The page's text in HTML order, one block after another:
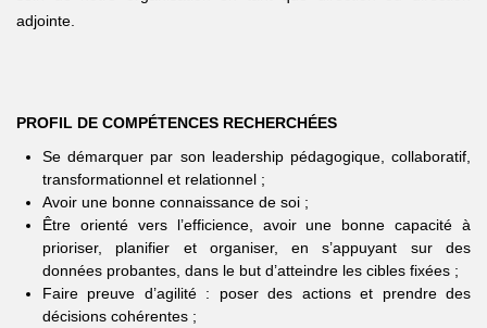
adjointe.
PROFIL DE COMPÉTENCES RECHERCHÉES
Se démarquer par son leadership pédagogique, collaboratif,
transformationnel et relationnel ;
Avoir une bonne connaissance de soi ;
Être orienté vers l’efficience, avoir une bonne capacité à
prioriser, planifier et organiser, en s’appuyant sur des
données probantes, dans le but d’atteindre les cibles fixées ;
Faire preuve d’agilité : poser des actions et prendre des
décisions cohérentes ;